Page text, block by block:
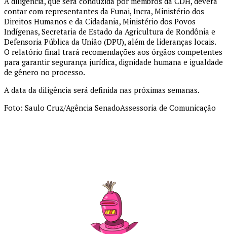
contar com representantes da Funai, Incra, Ministério dos
Direitos Humanos e da Cidadania, Ministério dos Povos
Indígenas, Secretaria de Estado da Agricultura de Rondônia e
Defensoria Pública da União (DPU), além de lideranças locais.
O relatório final trará recomendações aos órgãos competentes
para garantir segurança jurídica, dignidade humana e igualdade
de gênero no processo.
A data da diligência será definida nas próximas semanas.
Foto: Saulo Cruz/Agência SenadoAssessoria de Comunicação